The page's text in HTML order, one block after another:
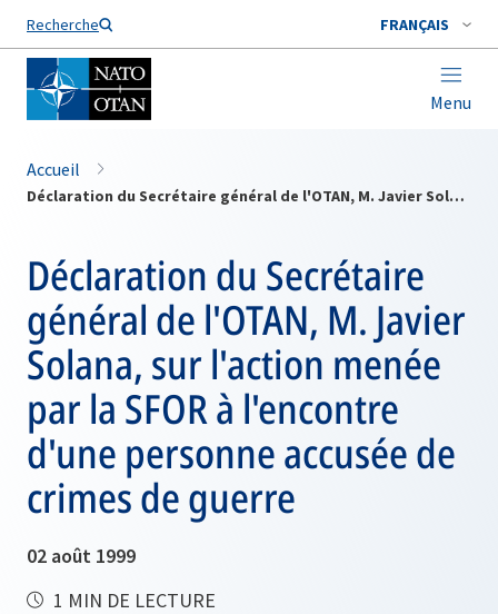
Recherche FRANÇAIS
Menu
Nom de famille*
Accueil
Déclaration du Secrétaire général de l'OTAN, M. Javier Solana, sur l'action menée par la SFOR à l'encontre d'une personne accusée de crimes de guerre
Déclaration du Secrétaire
général de l'OTAN, M. Javier
Solana, sur l'action menée
par la SFOR à l'encontre
d'une personne accusée de
crimes de guerre
02 août 1999
1 MIN DE LECTURE